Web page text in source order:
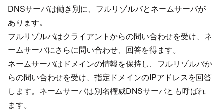
DNSサーバは働き別に、フルリゾルバとネームサーバが
あります。
フルリゾルバはクライアントからの問い合わせを受け、ネ
ームサーバにさらに問い合わせ、回答を得ます。
ネームサーバはドメインの情報を保持し、フルリゾルバか
らの問い合わせを受け、指定ドメインのIPアドレスを回答
します。ネームサーバは別名権威DNSサーバとも呼ばれ
ます。